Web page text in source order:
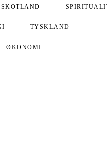
SKOTLAND
TYSKLAND
ØKONOMI